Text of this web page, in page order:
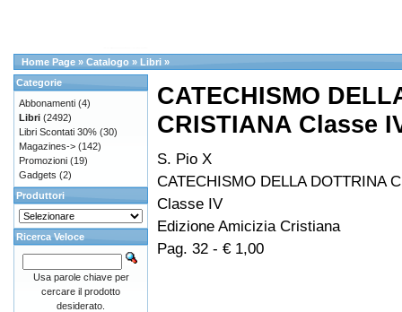
Home Page » Catalogo » Libri »
CATECHISMO
CRISTIANA Classe
S. Pio X
CATECHISMO DELLA DOTTRINA
Classe IV
Edizione Amicizia Cristiana
Pag. 32 - € 1,00
Categorie
Abbonamenti (4)
Libri (2492)
Libri Scontati 30% (30)
Magazines-> (142)
Promozioni (19)
Gadgets (2)
Produttori
Ricerca Veloce
Usa parole chiave per
cercare il prodotto
desiderato.